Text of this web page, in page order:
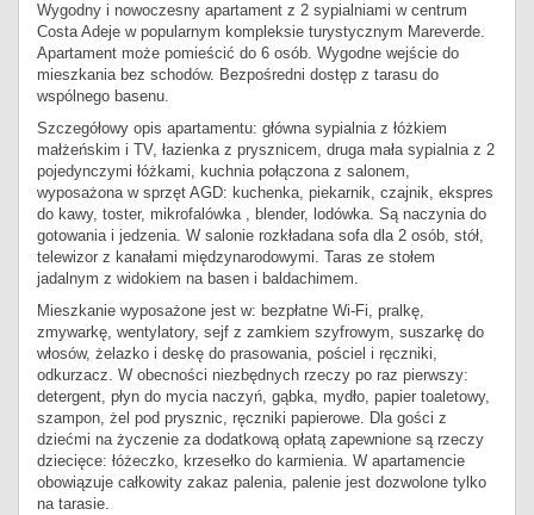
Wygodny i nowoczesny apartament z 2 sypialniami w centrum
Costa Adeje w popularnym kompleksie turystycznym Mareverde.
Apartament może pomieścić do 6 osób. Wygodne wejście do
mieszkania bez schodów. Bezpośredni dostęp z tarasu do
wspólnego basenu.
Szczegółowy opis apartamentu: główna sypialnia z łóżkiem
małżeńskim i TV, łazienka z prysznicem, druga mała sypialnia z 2
pojedynczymi łóżkami, kuchnia połączona z salonem,
wyposażona w sprzęt AGD: kuchenka, piekarnik, czajnik, ekspres
do kawy, toster, mikrofalówka , blender, lodówka. Są naczynia do
gotowania i jedzenia. W salonie rozkładana sofa dla 2 osób, stół,
telewizor z kanałami międzynarodowymi. Taras ze stołem
jadalnym z widokiem na basen i baldachimem.
Mieszkanie wyposażone jest w: bezpłatne Wi-Fi, pralkę,
zmywarkę, wentylatory, sejf z zamkiem szyfrowym, suszarkę do
włosów, żelazko i deskę do prasowania, pościel i ręczniki,
odkurzacz. W obecności niezbędnych rzeczy po raz pierwszy:
detergent, płyn do mycia naczyń, gąbka, mydło, papier toaletowy,
szampon, żel pod prysznic, ręczniki papierowe. Dla gości z
dziećmi na życzenie za dodatkową opłatą zapewnione są rzeczy
dziecięce: łóżeczko, krzesełko do karmienia. W apartamencie
obowiązuje całkowity zakaz palenia, palenie jest dozwolone tylko
na tarasie.